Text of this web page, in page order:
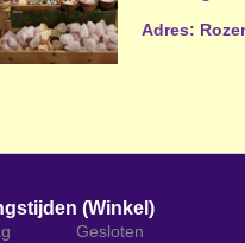
Adres:
(Winkel)
Gesloten